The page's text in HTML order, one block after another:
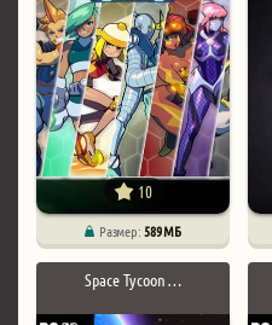
10
Размер:589 МБ
Space Tycoon …